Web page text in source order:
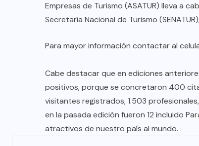
Empresas de Turismo (ASATUR) lleva a
Secretaría Nacional de Turismo
Para mayor información contactar al
Cabe destacar que en ediciones
positivos, porque se concretaron 400
visitantes registrados, 1.503
en la pasada edición fueron 12 incluido
atractivos de nuestro país al mundo.